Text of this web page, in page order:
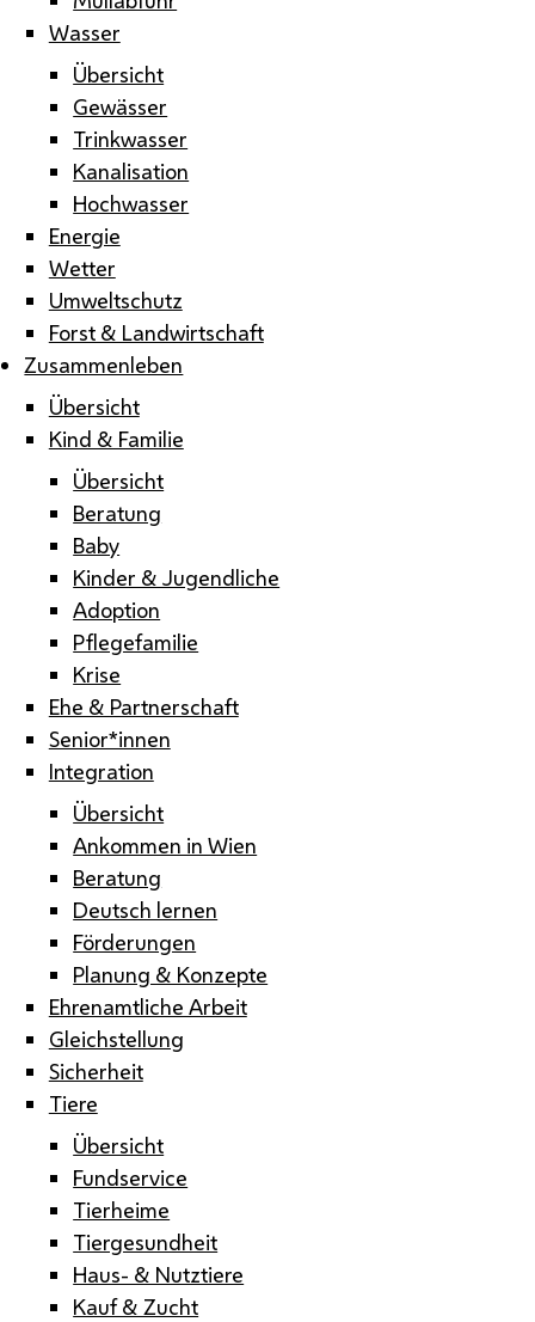
Wasser
Übersicht
Gewässer
Trinkwasser
Kanalisation
Hochwasser
Energie
Wetter
Umweltschutz
Forst & Landwirtschaft
Zusammenleben
Übersicht
Kind & Familie
Übersicht
Beratung
Baby
Kinder & Jugendliche
Adoption
Pflegefamilie
Krise
Ehe & Partnerschaft
Senior*innen
Integration
Übersicht
Ankommen in Wien
Beratung
Deutsch lernen
Förderungen
Planung & Konzepte
Ehrenamtliche Arbeit
Gleichstellung
Sicherheit
Tiere
Übersicht
Fundservice
Tierheime
Tiergesundheit
Haus- & Nutztiere
Kauf & Zucht